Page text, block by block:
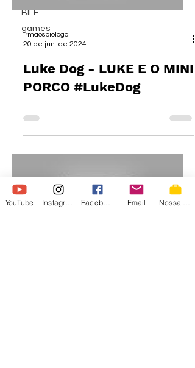
BILE
games
irmaospiologo
20 de jun. de 2024
Luke Dog - LUKE E O MINI
PORCO #LukeDog
Load video
YouTube Email